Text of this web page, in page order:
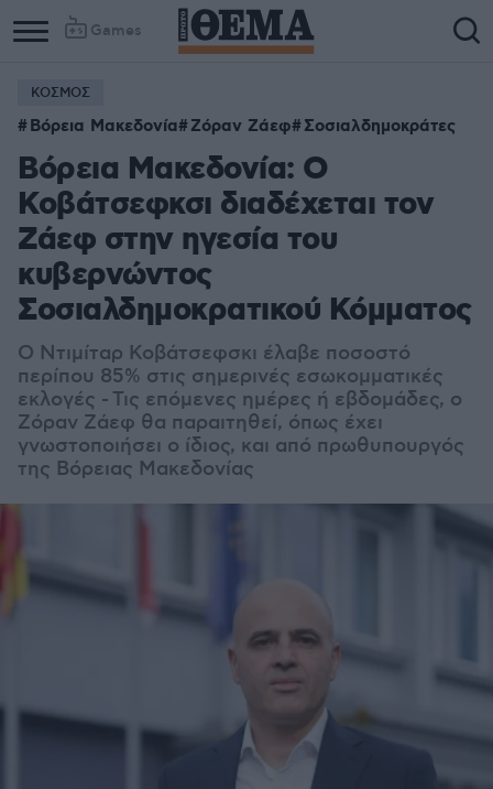
Games
ΚΟΣΜΟΣ
Βόρεια Μακεδονία Ζόραν Ζάεφ Σοσιαλδημοκράτες
Βόρεια Μακεδονία: Ο
Κοβάτσεφκσι διαδέχεται τον
Ζάεφ στην ηγεσία του
κυβερνώντος
Σοσιαλδημοκρατικού Κόμματος
O Ντιμίταρ Κοβάτσεφσκι έλαβε ποσοστό
περίπου 85% στις σημερινές εσωκομματικές
εκλογές - Τις επόμενες ημέρες ή εβδομάδες, ο
Ζόραν Ζάεφ θα παραιτηθεί, όπως έχει
γνωστοποιήσει ο ίδιος, και από πρωθυπουργός
της Βόρειας Μακεδονίας